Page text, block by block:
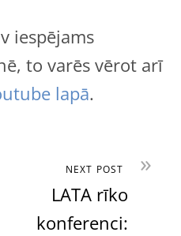
iespējams
to varēs vērot arī
lapā.
»
NEXT POST
LATA rīko
konferenci: